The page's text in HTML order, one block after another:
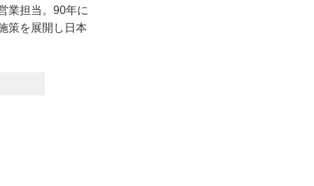
業担当。90年に
策を展開し日本